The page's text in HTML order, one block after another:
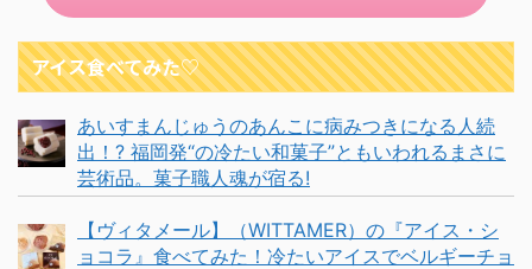
アイス食べてみた♡
あいすまんじゅうのあんこに病みつきになる人続
出！? 福岡発“の冷たい和菓子”ともいわれるまさに
芸術品。菓子職人魂が宿る!
【ヴィタメール】（WITTAMER）の『アイス・シ
ョコラ』食べてみた！冷たいアイスでベルギーチョ